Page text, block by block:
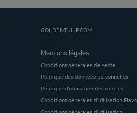
GOLDENTULIP.COM
Mentions légales
Conditions générales de vente
Politique des données personnelles
Politique d'utilisation des cookies
Conditions générales d'utilisation
Conditions générales d'utilisation